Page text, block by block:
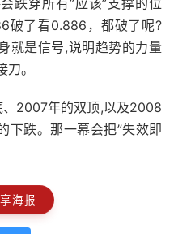
破了看0.886，都破了呢?
是信号,说明趋势的力量
。
2007年的双顶,以及2008
下跌。那一幕会把”失效即
海报